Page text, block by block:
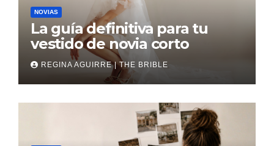
NOVIAS
La guía definitiva para tu
vestido de novia corto
REGINA AGUIRRE | THE BRIBLE